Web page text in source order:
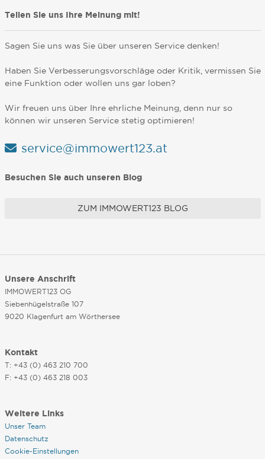
Teilen Sie uns Ihre Meinung mit!
Sagen Sie uns was Sie über unseren Service denken!
Haben Sie Verbesserungsvorschläge oder Kritik, vermissen Sie
eine Funktion oder wollen uns gar loben?
Wir freuen uns über Ihre ehrliche Meinung, denn nur so
können wir unseren Service stetig optimieren!
service@immowert123.at
Besuchen Sie auch unseren Blog
ZUM IMMOWERT123 BLOG
Unsere Anschrift
IMMOWERT123 OG
Siebenhügelstraße 107
9020 Klagenfurt am Wörthersee
Kontakt
T: +43 (0) 463 210 700
F: +43 (0) 463 218 003
Weitere Links
Unser Team
Datenschutz
Cookie-Einstellungen